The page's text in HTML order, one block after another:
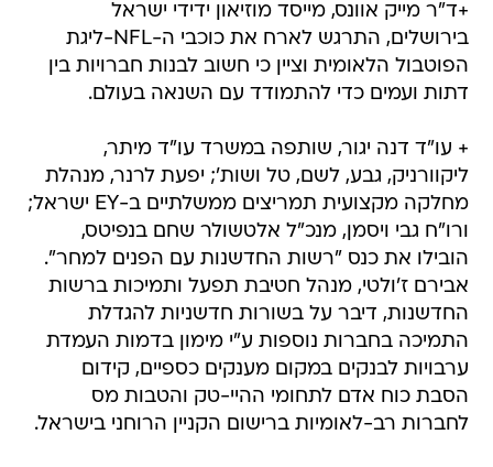
+ד"ר מייק אוונס, מייסד מוזיאון ידידי ישראל
בירושלים, התרגש לארח את כוכבי ה-NFL-ליגת
הפוטבול הלאומית וציין כי חשוב לבנות חברויות בין
דתות ועמים כדי להתמודד עם השנאה בעולם.
+ עו"ד דנה יגור, שותפה במשרד עו"ד מיתר,
ליקוורניק, גבע, לשם, טל ושות'; יפעת לרנר, מנהלת
מחלקה מקצועית תמריצים ממשלתיים ב-EY ישראל;
ורו"ח גבי ויסמן, מנכ"ל אלטשולר שחם בנפיטס,
הובילו את כנס "רשות החדשנות עם הפנים למחר".
אבירם ז'ולטי, מנהל חטיבת תפעל ותמיכות ברשות
החדשנות, דיבר על בשורות חדשניות להגדלת
התמיכה בחברות נוספות ע"י מימון בדמות העמדת
ערבויות לבנקים במקום מענקים כספיים, קידום
הסבת כוח אדם לתחומי ההיי-טק והטבות מס
לחברות רב-לאומיות ברישום הקניין הרוחני בישראל.